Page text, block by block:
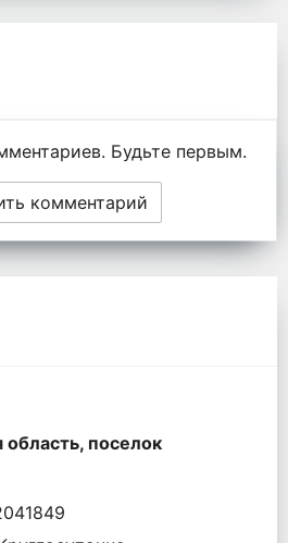
Будьте первым.
комментарий
поселок